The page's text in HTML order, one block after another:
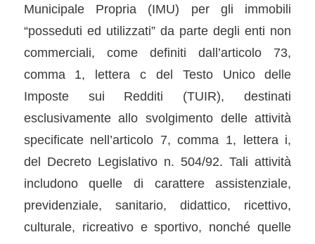
Municipale Propria (IMU) per gli immobili
“posseduti ed utilizzati” da parte degli enti non
commerciali, come definiti dall’articolo 73,
comma 1, lettera c del Testo Unico delle
Imposte sui Redditi (TUIR), destinati
esclusivamente allo svolgimento delle attività
specificate nell’articolo 7, comma 1, lettera i,
del Decreto Legislativo n. 504/92. Tali attività
includono quelle di carattere assistenziale,
previdenziale, sanitario, didattico, ricettivo,
culturale, ricreativo e sportivo, nonché quelle